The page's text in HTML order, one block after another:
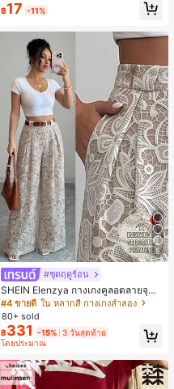
1 ชิ้น - ชุดคลาสสิก ทำจากขนสังเคราะ
หญิงและเด็กผู้หญิง เหมาะสำหรับฤดูใบ
ไม้ร่วงและฤดูหนาว
฿17 -11%
5
#ชุดฤดูร้อน
SHEIN Elenzya กางเกงคูลอตลายจุดเ
อวสูงแบบใหม่สำหรับฤดูใบไม้ผลิ/ฤดูร้อ
น, สไตล์หรูหราเหมาะสำหรับใส่ในชีวิต
ประจำวันและทำงาน, ให้ความรู้สึกวินเ
ทจสำหรับฤดูรับปริญญา, เทศกาลดนตร
ี, การแข่งม้าดาร์บี้, วันประกาศอิสรภาพ
#4 ขายดี ใน หลากสี กางเกงลำลอง
80+ sold
฿331 -15% 3 วันสุดท้าย
โดยประมาณ